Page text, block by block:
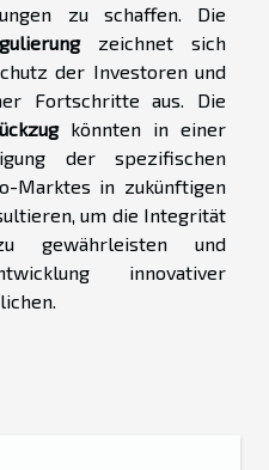
zu schaffen. Die
zeichnet sich
der Investoren und
Fortschritte aus. Die
könnten in einer
der spezifischen
Marktes in zukünftigen
um die Integrität
gewährleisten und
innovativer